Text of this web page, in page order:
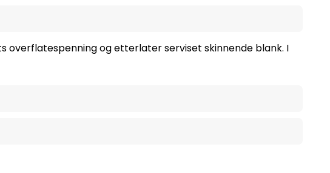
og etterlater serviset skinnende blank. I